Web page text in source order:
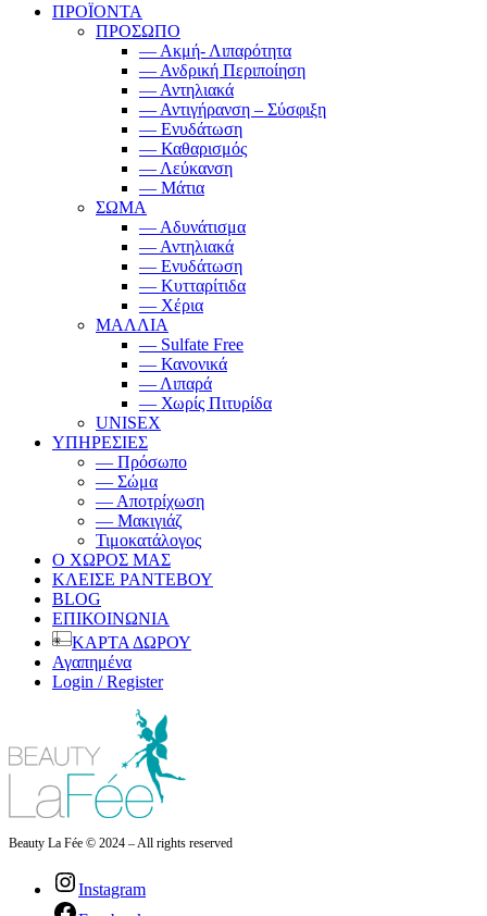
ΠΡΟΪΟΝΤΑ
ΠΡΟΣΩΠΟ
— Ακμή- Λιπαρότητα
— Ανδρική Περιποίηση
— Αντηλιακά
— Αντιγήρανση – Σύσφιξη
— Ενυδάτωση
— Καθαρισμός
— Λεύκανση
— Μάτια
ΣΩΜΑ
— Αδυνάτισμα
— Αντηλιακά
— Ενυδάτωση
— Κυτταρίτιδα
— Χέρια
ΜΑΛΛΙΑ
— Sulfate Free
— Κανονικά
— Λιπαρά
— Χωρίς Πιτυρίδα
UNISEX
ΥΠΗΡΕΣΙΕΣ
— Πρόσωπο
— Σώμα
— Αποτρίχωση
— Μακιγιάζ
Τιμοκατάλογος
Ο ΧΩΡΟΣ ΜΑΣ
ΚΛΕΙΣΕ ΡΑΝΤΕΒΟΥ
BLOG
ΕΠΙΚΟΙΝΩΝΙΑ
ΚΑΡΤΑ ΔΩΡΟΥ
Αγαπημένα
Login / Register
Beauty La Fée © 2024 – All rights reserved
Instagram